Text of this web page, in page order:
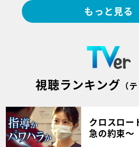
もっと見る
視聴ランキング （
クロスロー
急の約束～